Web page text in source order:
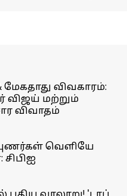
விவகாரம்:
விஜய் மற்றும்
விவாதம்
வெளியே